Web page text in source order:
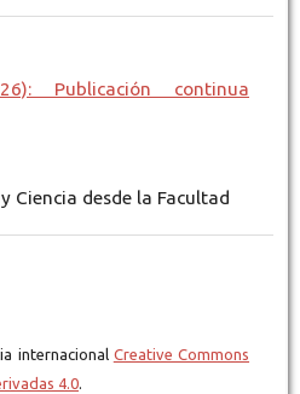
Publicación continua
Ciencia desde la Facultad
internacional Creative Commons
4.0.